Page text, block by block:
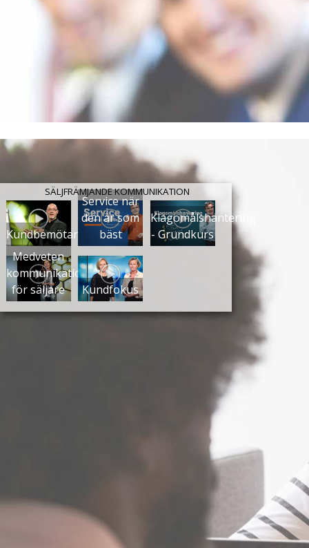
SÄLJFRÄMJANDE KOMMUNIKATION
Kundbemötande
Service när
den är som
bäst
Klagomålshantering
- Grundkurs
Medveten
kommunikation
för säljare
Kundfokus